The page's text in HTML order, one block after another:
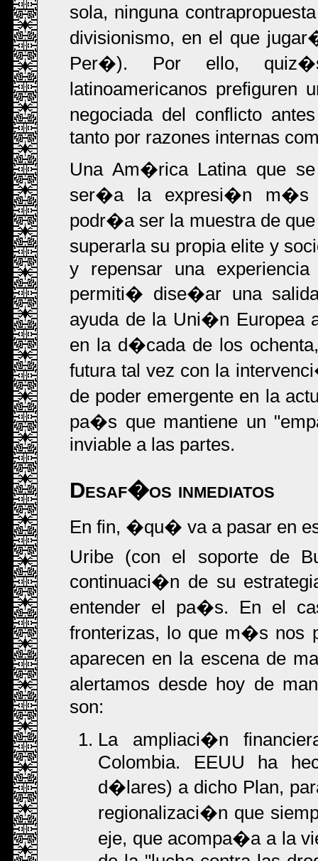
sola, ninguna
divisionismo, en el que
Per�). Por ello,
latinoamericanos prefiguren
negociada del conflicto
tanto por razones internas
Una Am�rica Latina que
ser�a la expresi�n m�s
podr�a ser la muestra de
superarla su propia elite y
y repensar una
permiti� dise�ar una
ayuda de la Uni�n Europea
en la d�cada de los
futura tal vez con la
de poder emergente en la
pa�s que mantiene un
inviable a las partes.
Desaf�os inmediatos
En fin, �qu� va a pasar en
Uribe (con el soporte de
continuaci�n de su
entender el pa�s. En el
fronterizas, lo que m�s nos
aparecen en la escena de
alertamos desde hoy de
son:
La ampliaci�n
Colombia. EEUU ha
d�lares) a dicho Plan,
regionalizaci�n que
eje, que acompa�a a la